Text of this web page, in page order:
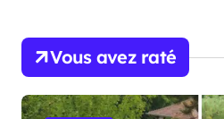
Vous avez raté